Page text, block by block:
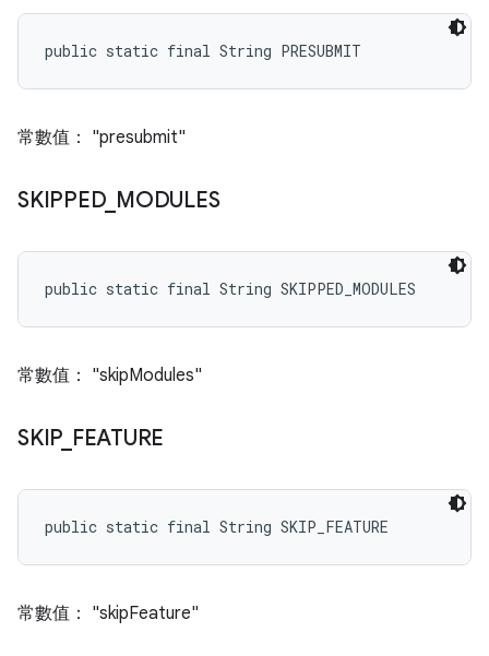
public static final String PRESUBMIT
常數值： "presubmit"
SKIPPED_ MODULES
public static final String SKIPPED_MODULES
常數值： "skipModules"
SKIP_ FEATURE
public static final String SKIP_FEATURE
常數值： "skipFeature"